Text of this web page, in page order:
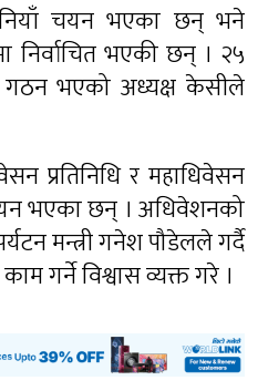
चयन भएका छन् भने
निर्वाचित भएकी छन् । २५
गठन भएको अध्यक्ष केसीले
प्रतिनिधि र महाधिवेसन
भएका छन् । अधिवेशनको
मन्त्री गनेश पौडेलले गर्दै
गर्ने विश्वास व्यक्त गरे ।